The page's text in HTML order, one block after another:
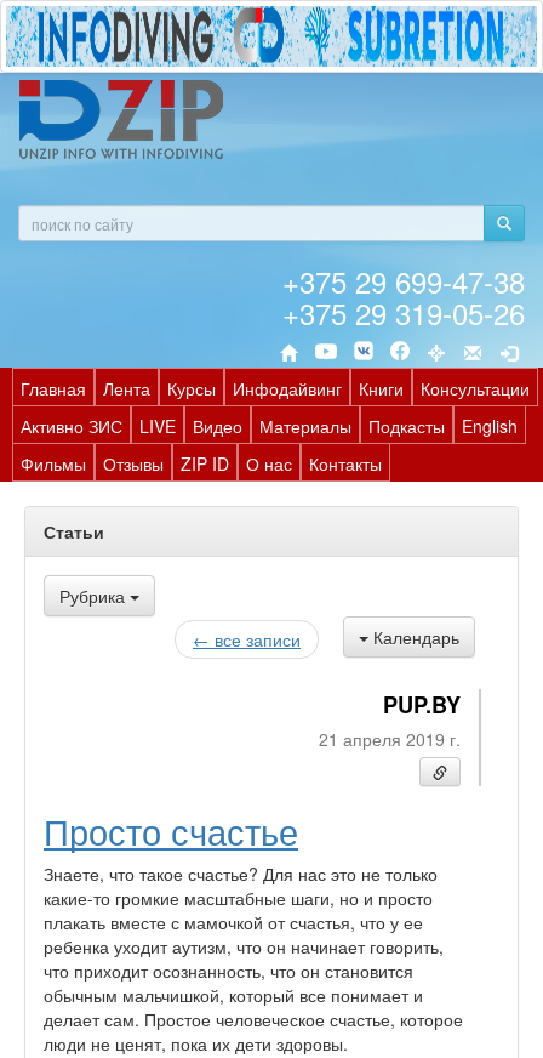
+375 29 699-47-38
+375 29 319-05-26
Главная Лента Курсы Инфодайвинг Книги
Консультации
Активно ЗИС
LIVE Видео Материалы Подкасты
English
Фильмы
Отзывы ZIP ID О нас Контакты
Статьи
Рубрика
Календарь
← все записи
PUP.BY
21 апреля 2019 г.
Просто счастье
Знаете, что такое счастье? Для нас это не только
какие-то громкие масштабные шаги, но и просто
плакать вместе с мамочкой от счастья, что у ее
ребенка уходит аутизм, что он начинает говорить,
что приходит осознанность, что он становится
обычным мальчишкой, который все понимает и
делает сам. Простое человеческое счастье, которое
люди не ценят, пока их дети здоровы.